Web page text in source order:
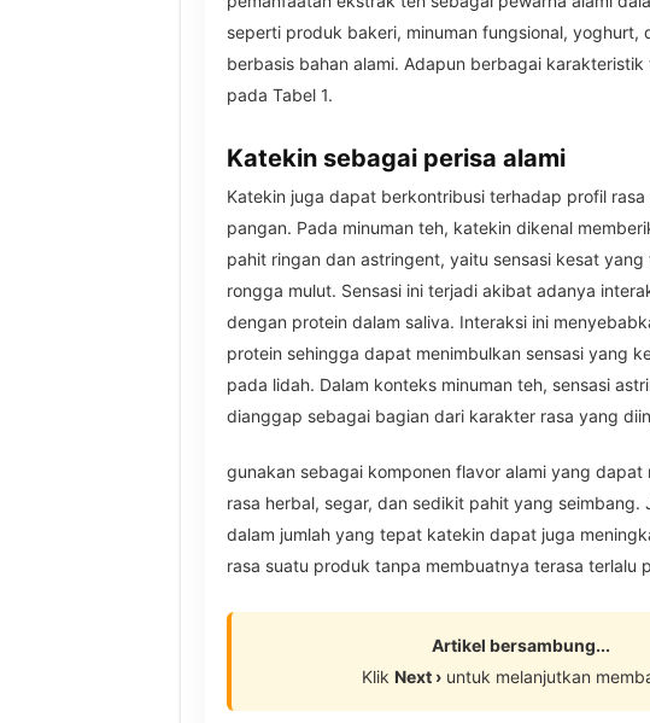
seperti produk bakeri, minuman fungsional, yoghurt,
berbasis bahan alami. Adapun berbagai
pada Tabel 1.
Katekin sebagai perisa alami
Katekin juga dapat berkontribusi terhadap profil
pangan. Pada minuman teh, katekin dikenal
pahit ringan dan astringent, yaitu sensasi kesat yang
rongga mulut. Sensasi ini terjadi akibat adanya
dengan protein dalam saliva. Interaksi ini
protein sehingga dapat menimbulkan sensasi yang
pada lidah. Dalam konteks minuman teh, sensasi
dianggap sebagai bagian dari karakter rasa yang
gunakan sebagai komponen flavor alami yang dapat
rasa herbal, segar, dan sedikit pahit yang seimbang.
dalam jumlah yang tepat katekin dapat juga
rasa suatu produk tanpa membuatnya terasa terlalu
Artikel bersambung...
Klik Next › untuk melanjutkan